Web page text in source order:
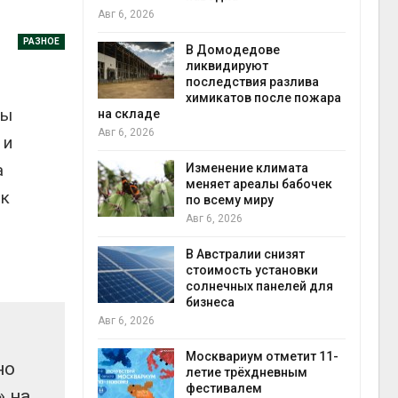
РАЗНОЕ
растений
салат
операции
Авг 6, 2026
В Домодедове
ликвидируют
последствия разлива
химикатов после пожара
на складе
Авг 6, 2026
Изменение климата
меняет ареалы бабочек
по всему миру
Авг 6, 2026
В Австралии снизят
стоимость установки
солнечных панелей для
бизнеса
Авг 6, 2026
Москвариум отметит 11-
летие трёхдневным
фестивалем